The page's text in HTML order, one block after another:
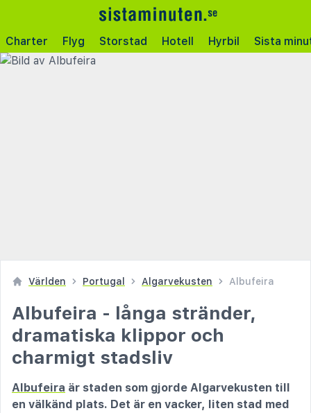
Charter Flyg Storstad Hotell Hyrbil Sista
Världen Portugal Algarvekusten Albufeira
Albufeira - långa stränder,
dramatiska klippor och
charmigt stadsliv
Albufeira är staden som gjorde Algarvekusten till
en välkänd plats. Det är en vacker, liten stad med